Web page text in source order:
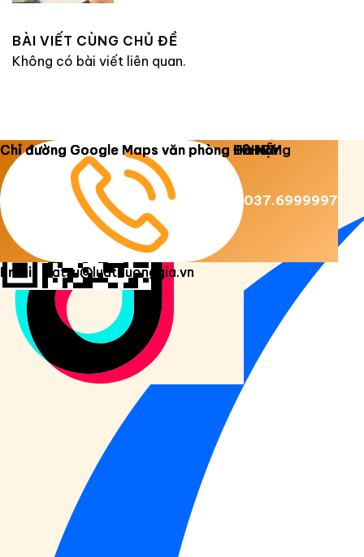
BÀI VIẾT CÙNG CHỦ ĐỀ
Không có bài viết liên quan.
Copyright 2026 © Luật Dương Gia